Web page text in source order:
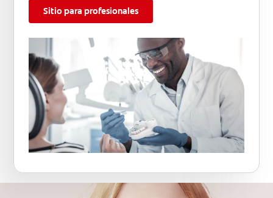
Sitio para profesionales